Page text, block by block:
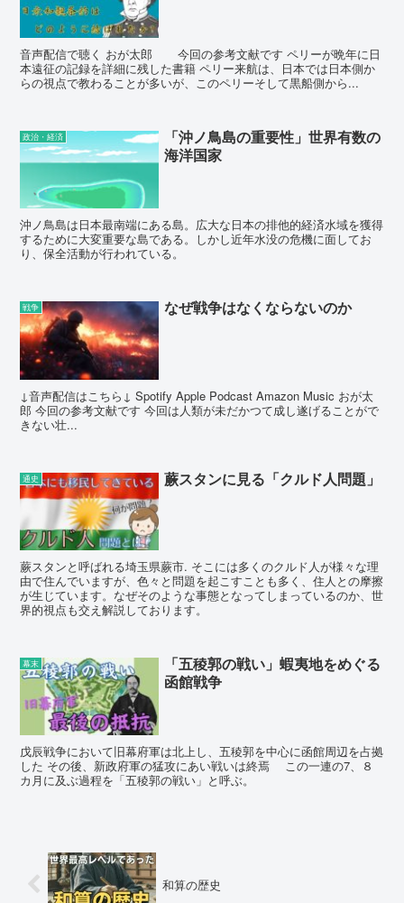
音声配信で聴く おが太郎 今回の参考文献です ペリーが晩年に日
本遠征の記録を詳細に残した書籍 ペリー来航は、日本では日本側か
らの視点で教わることが多いが、このペリーそして黒船側から...
政治・経済
「沖ノ鳥島の重要性」世界有数の
海洋国家
沖ノ鳥島は日本最南端にある島。広大な日本の排他的経済水域を獲得
するために大変重要な島である。しかし近年水没の危機に面してお
り、保全活動が行われている。
戦争 なぜ戦争はなくならないのか
↓音声配信はこちら↓ Spotify Apple Podcast Amazon Music おが太
郎 今回の参考文献です 今回は人類が未だかつて成し遂げることがで
きない壮...
通史 蕨スタンに見る「クルド人問題」
蕨スタンと呼ばれる埼玉県蕨市. そこには多くのクルド人が様々な理
由で住んでいますが、色々と問題を起こすことも多く、住人との摩擦
が生じています。なぜそのような事態となってしまっているのか、世
界的視点も交え解説しております。
幕末
「五稜郭の戦い」蝦夷地をめぐる
函館戦争
戊辰戦争において旧幕府軍は北上し、五稜郭を中心に函館周辺を占拠
した その後、新政府軍の猛攻にあい戦いは終焉 この一連の7、８
カ月に及ぶ過程を「五稜郭の戦い」と呼ぶ。
和算の歴史